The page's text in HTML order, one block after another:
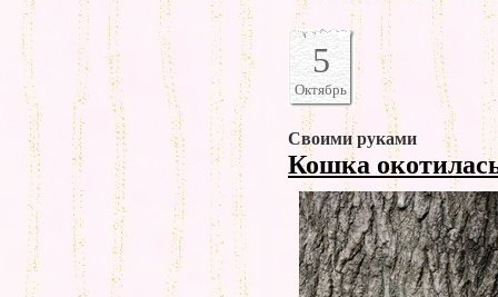
5
Октябрь
Своими руками
Кошка